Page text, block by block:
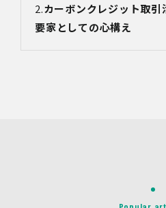
・取得した情報を解析又は分析
価値創出支援」「環境価値売買
イベント・セミナーの共催事業者
(2)提供される個人情報の内容
カーボンクレジット取
要家としての心構え